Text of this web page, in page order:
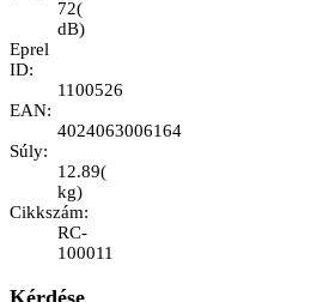
72(
dB)
Eprel
ID:
1100526
EAN:
4024063006164
Súly:
12.89(
kg)
Cikkszám:
RC-
100011
Kérdése